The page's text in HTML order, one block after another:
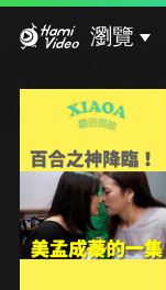
瀏覽